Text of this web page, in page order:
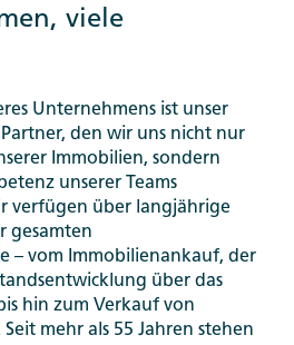
viele
Unternehmens ist unser
den wir uns nicht nur
Immobilien, sondern
unserer Teams
verfügen über langjährige
gesamten
– vom Immobilienankauf, der
über das
hin zum Verkauf von
mehr als 55 Jahren stehen